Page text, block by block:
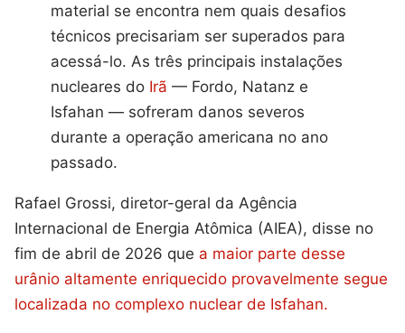
material se encontra nem quais desafios
técnicos precisariam ser superados para
acessá-lo. As três principais instalações
nucleares do Irã — Fordo, Natanz e
Isfahan — sofreram danos severos
durante a operação americana no ano
passado.
Rafael Grossi, diretor-geral da Agência
Internacional de Energia Atômica (AIEA), disse no
fim de abril de 2026 que a maior parte desse
urânio altamente enriquecido provavelmente segue
localizada no complexo nuclear de Isfahan.